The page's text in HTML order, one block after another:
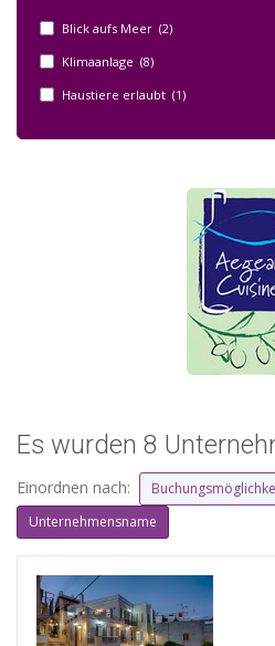
Blick aufs Meer (2)
Klimaanlage (8)
Haustiere erlaubt (1)
Es wurden 8
Einordnen nach:
Unternehmensname